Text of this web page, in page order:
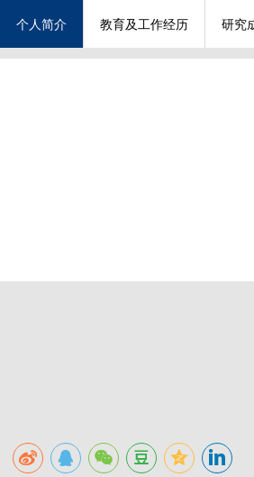
个人简介 教育及工作经历 研究